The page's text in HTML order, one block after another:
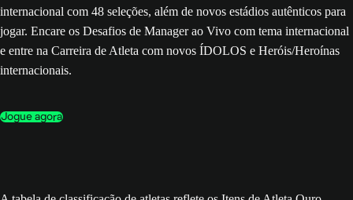
internacional com 48 seleções, além de novos estádios autênticos para
jogar. Encare os Desafios de Manager ao Vivo com tema internacional
e entre na Carreira de Atleta com novos ÍDOLOS e Heróis/Heroínas
internacionais.
Jogue agora